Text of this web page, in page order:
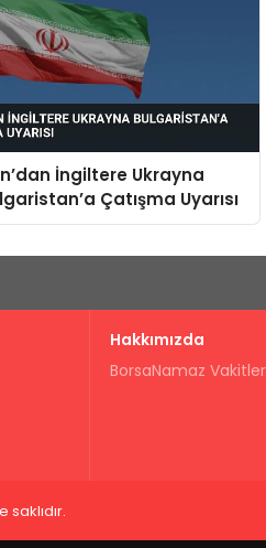
İngiltere Ukrayna
Çatışma Uyarısı
Hakkımızda
BorsaNamaz
saklıdır.